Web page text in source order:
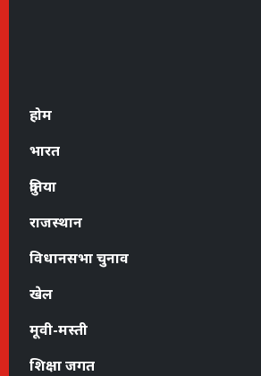
होम
भारत
दुनिया
राजस्थान
विधानसभा चुनाव
खेल
मूवी-मस्ती
शिक्षा जगत